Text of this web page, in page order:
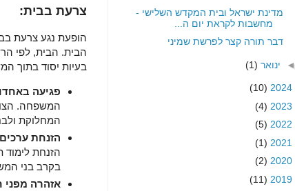
צרעת בבית:
הופעת נגע צרעת
הבית. הבית, לפי
בעיות יסוד בתוך
פגיעה
המשפחה.
המחלוקת
הזנחת
הזנחת לימוד
בקרב בני
אזהרה מפני
מדינת ישראל ובית המקדש השלישי -
מחשבות לקראת יום ה...
דבר תורה קצר לפרשת שמיני
◄ ינואר (1)
2024
(10)
2023
(4)
2022
(5)
2021
(1)
2020
(2)
2019
(11)